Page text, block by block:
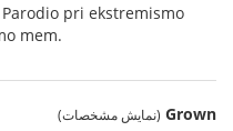
pri ekstremismo
mem.
Grown (نمایش مشخصات)